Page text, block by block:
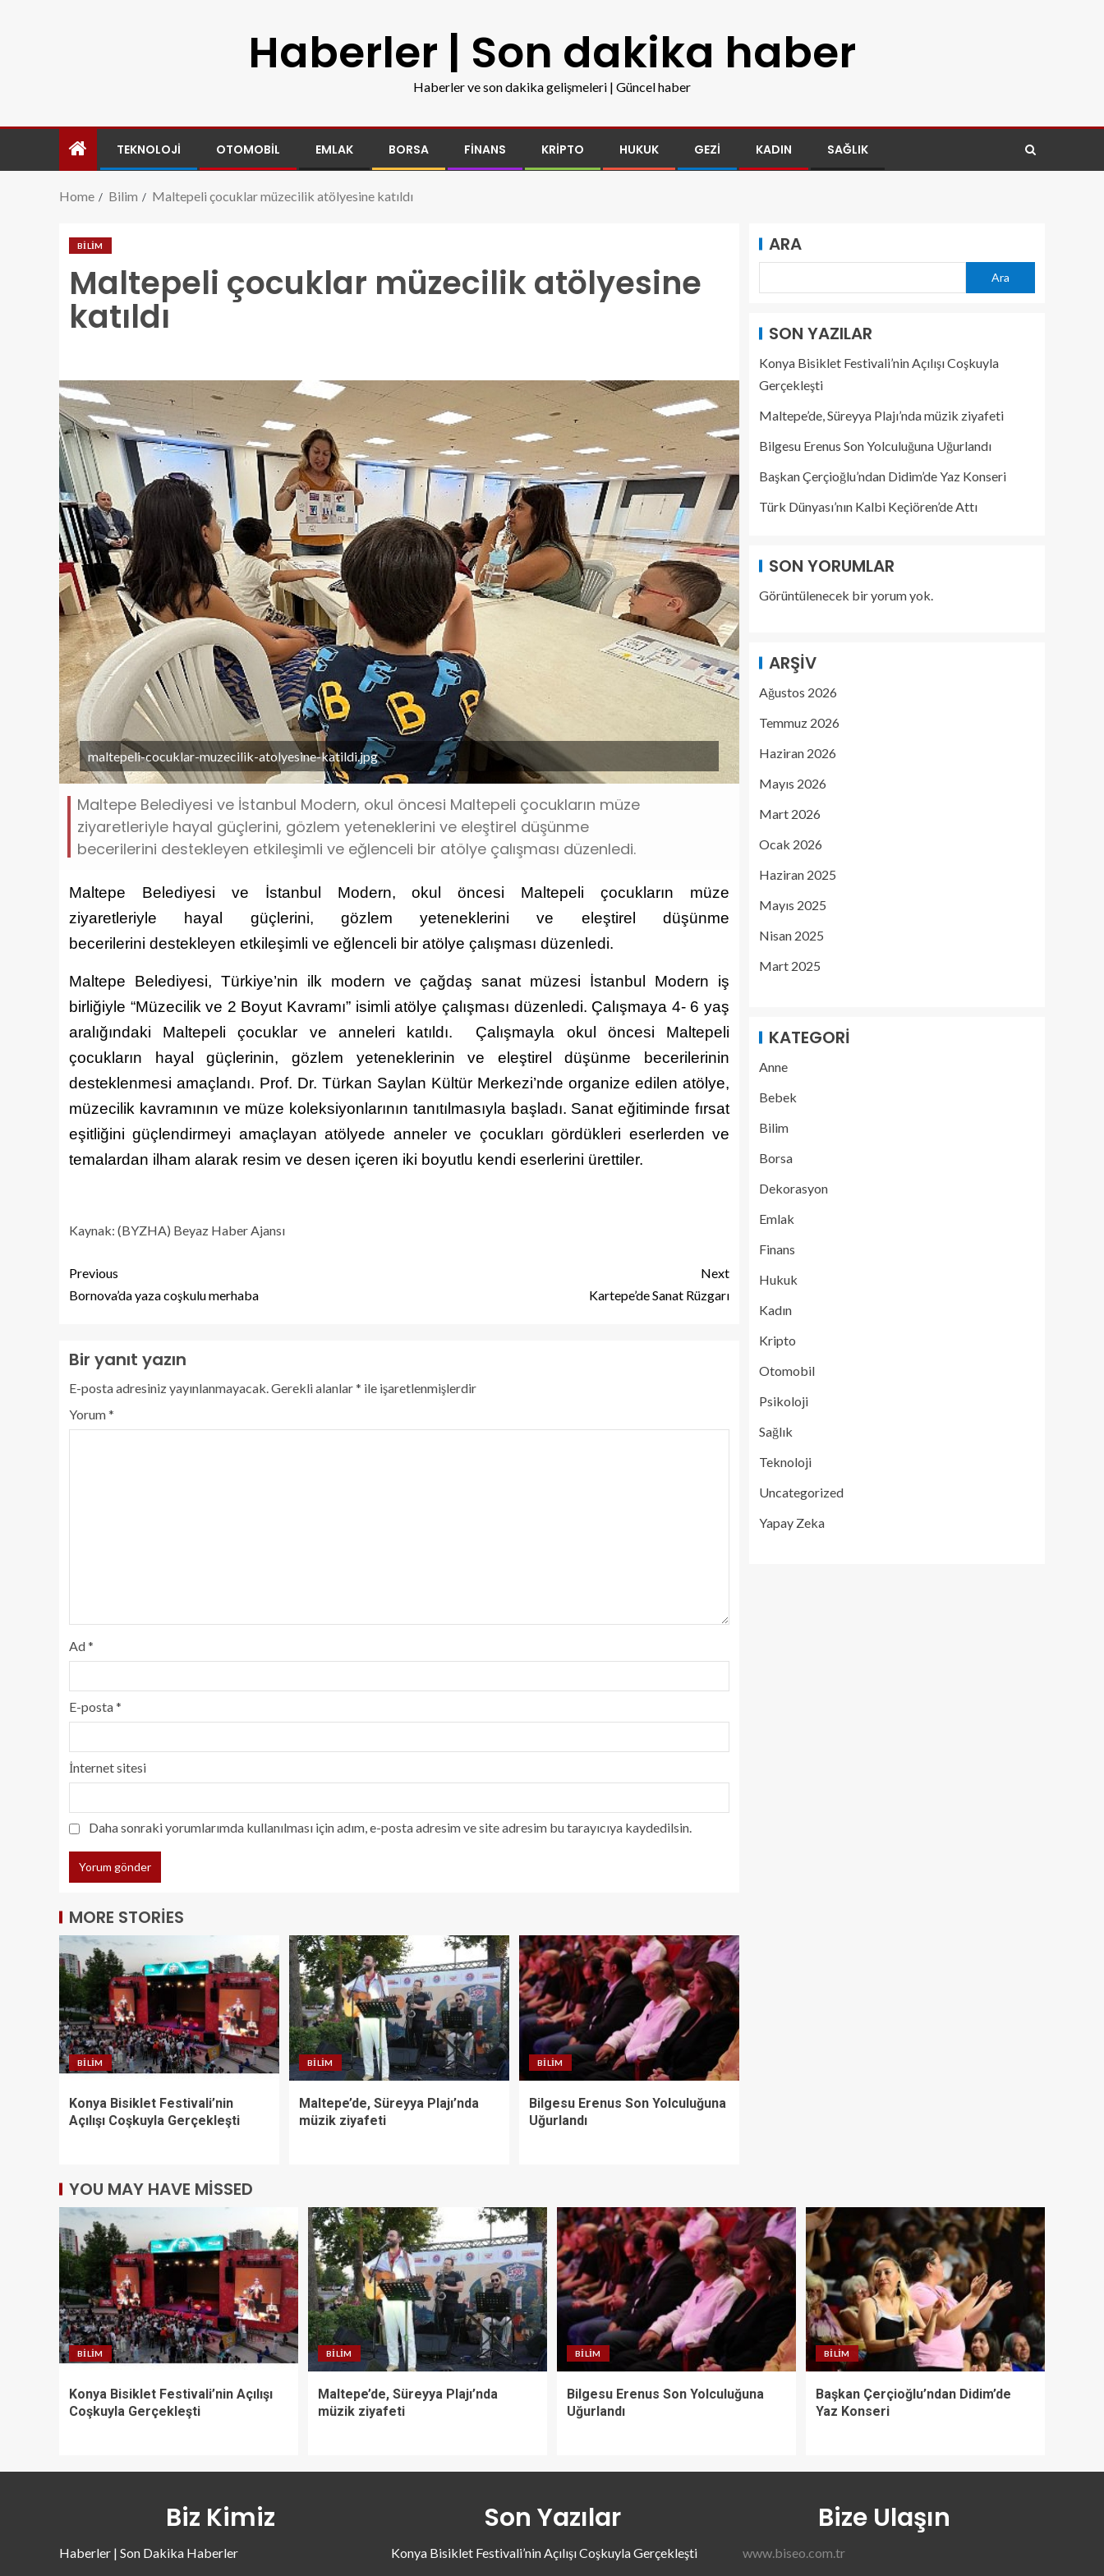
Haberler | Son dakika haber
Haberler ve son dakika gelişmeleri | Güncel haber
TEKNOLOJI OTOMOBIL EMLAK BORSA FINANS KRIPTO HUKUK GEZI KADIN SAĞLIK
Home Bilim Maltepeli çocuklar müzecilik atölyesine katıldı
BILIM
Maltepeli çocuklar müzecilik atölyesine
katıldı
maltepeli-cocuklar-muzecilik-atolyesine-katildi.jpg
Maltepe Belediyesi ve İstanbul Modern, okul öncesi Maltepeli çocukların müze
ziyaretleriyle hayal güçlerini, gözlem yeteneklerini ve eleştirel düşünme
becerilerini destekleyen etkileşimli ve eğlenceli bir atölye çalışması düzenledi.
Maltepe Belediyesi ve İstanbul Modern, okul öncesi Maltepeli çocukların müze
ziyaretleriyle hayal güçlerini, gözlem yeteneklerini ve eleştirel düşünme
becerilerini destekleyen etkileşimli ve eğlenceli bir atölye çalışması düzenledi.
Maltepe Belediyesi, Türkiye’nin ilk modern ve çağdaş sanat müzesi İstanbul Modern iş
birliğiyle “Müzecilik ve 2 Boyut Kavramı” isimli atölye çalışması düzenledi. Çalışmaya 4- 6 yaş
aralığındaki Maltepeli çocuklar ve anneleri katıldı. Çalışmayla okul öncesi Maltepeli
çocukların hayal güçlerinin, gözlem yeteneklerinin ve eleştirel düşünme becerilerinin
desteklenmesi amaçlandı. Prof. Dr. Türkan Saylan Kültür Merkezi’nde organize edilen atölye,
müzecilik kavramının ve müze koleksiyonlarının tanıtılmasıyla başladı. Sanat eğitiminde fırsat
eşitliğini güçlendirmeyi amaçlayan atölyede anneler ve çocukları gördükleri eserlerden ve
temalardan ilham alarak resim ve desen içeren iki boyutlu kendi eserlerini ürettiler.
Kaynak: (BYZHA) Beyaz Haber Ajansı
Previous
Bornova’da yaza coşkulu merhaba
Next
Kartepe’de Sanat Rüzgarı
Bir yanıt yazın
E-posta adresiniz yayınlanmayacak.Gerekli alanlar* ile işaretlenmişlerdir
Yorum*
Ad*
E-posta*
İnternet sitesi
Daha sonraki yorumlarımda kullanılması için adım, e-posta adresim ve site adresim bu tarayıcıya kaydedilsin.
MORE STORIES
BILIM
Konya Bisiklet Festivali’nin
Açılışı Coşkuyla Gerçekleşti
BILIM
Maltepe’de, Süreyya Plajı’nda
müzik ziyafeti
BILIM
Bilgesu Erenus Son Yolculuğuna
Uğurlandı
ARA
Ara
SON YAZILAR
Konya Bisiklet Festivali’nin Açılışı Coşkuyla
Gerçekleşti
Maltepe’de, Süreyya Plajı’nda müzik ziyafeti
Bilgesu Erenus Son Yolculuğuna Uğurlandı
Başkan Çerçioğlu’ndan Didim’de Yaz Konseri
Türk Dünyası’nın Kalbi Keçiören’de Attı
SON YORUMLAR
Görüntülenecek bir yorum yok.
ARŞIV
Ağustos 2026
Temmuz 2026
Haziran 2026
Mayıs 2026
Mart 2026
Ocak 2026
Haziran 2025
Mayıs 2025
Nisan 2025
Mart 2025
KATEGORI
Anne
Bebek
Bilim
Borsa
Dekorasyon
Emlak
Finans
Hukuk
Kadın
Kripto
Otomobil
Psikoloji
Sağlık
Teknoloji
Uncategorized
Yapay Zeka
YOU MAY HAVE MISSED
BILIM
Konya Bisiklet Festivali’nin Açılışı
Coşkuyla Gerçekleşti
BILIM
Maltepe’de, Süreyya Plajı’nda
müzik ziyafeti
BILIM
Bilgesu Erenus Son Yolculuğuna
Uğurlandı
BILIM
Başkan Çerçioğlu’ndan Didim’de
Yaz Konseri
Biz Kimiz
Haberler | Son Dakika Haberler
Son Yazılar
Konya Bisiklet Festivali’nin Açılışı Coşkuyla Gerçekleşti
Bize Ulaşın
www.biseo.com.tr